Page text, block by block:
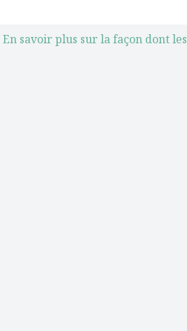
En savoir plus sur la façon dont les